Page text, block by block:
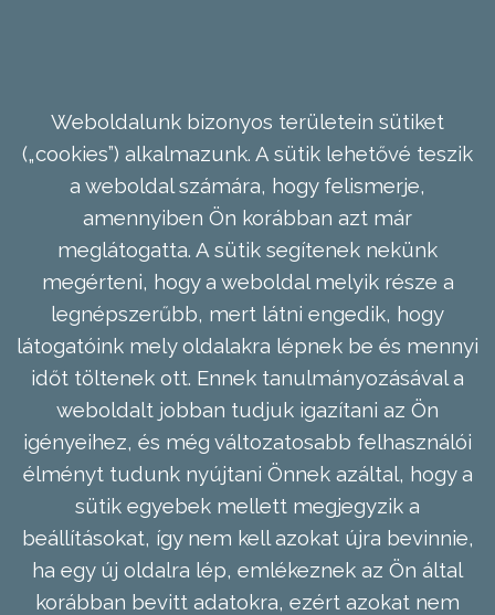
Weboldalunk bizonyos területein sütiket
(„cookies”) alkalmazunk. A sütik lehetővé teszik
a weboldal számára, hogy felismerje,
amennyiben Ön korábban azt már
meglátogatta. A sütik segítenek nekünk
megérteni, hogy a weboldal melyik része a
legnépszerűbb, mert látni engedik, hogy
látogatóink mely oldalakra lépnek be és mennyi
időt töltenek ott. Ennek tanulmányozásával a
weboldalt jobban tudjuk igazítani az Ön
igényeihez, és még változatosabb felhasználói
élményt tudunk nyújtani Önnek azáltal, hogy a
sütik egyebek mellett megjegyzik a
beállításokat, így nem kell azokat újra bevinnie,
ha egy új oldalra lép, emlékeznek az Ön által
korábban bevitt adatokra, ezért azokat nem